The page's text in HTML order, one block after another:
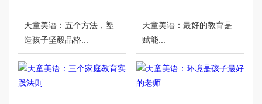
天童美语：五个方法，塑
造孩子坚毅品格...
天童美语：最好的教育是
赋能...